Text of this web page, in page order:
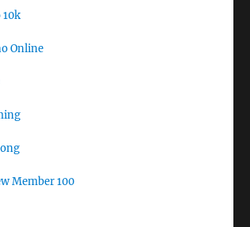
10k
Online
Member 100